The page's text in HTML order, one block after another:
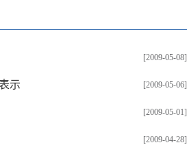
[2009-05-08]
[2009-05-06]
示
[2009-05-01]
[2009-04-28]